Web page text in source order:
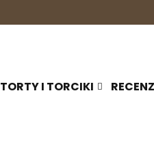
TORTY I TORCIKI